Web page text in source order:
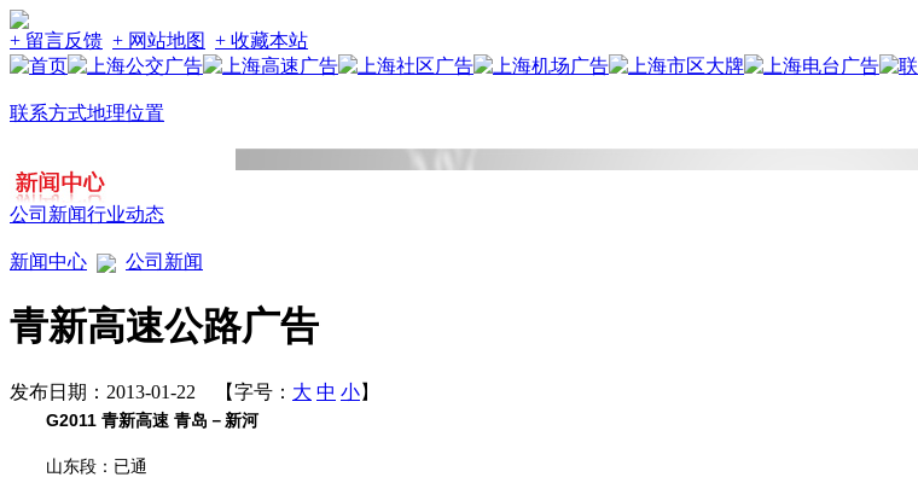
+ 留言反馈 + 网站地图 + 收藏本站
联系方式地理位置
公司新闻行业动态
新闻中心 公司新闻
青新高速公路广告
发布日期：2013-01-22 【字号： 大 中 小】
G2011 青新高速 青岛－新河
山东段：已通